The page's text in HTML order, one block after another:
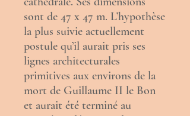
sont de 47 x 47 m. L’hypothèse
la plus suivie actuellement
postule qu’il aurait pris ses
lignes architecturales
primitives aux environs de la
mort de Guillaume II le Bon
et aurait été terminé au